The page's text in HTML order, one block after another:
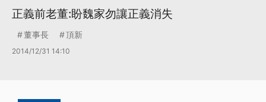
正義前老董:盼魏家勿讓正義消失
董事長 頂新
2014/12/31 14:10